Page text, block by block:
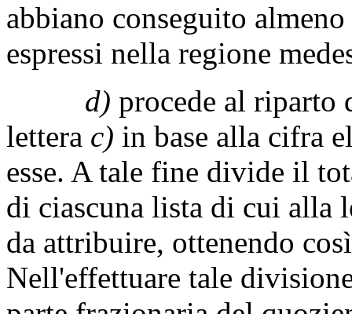
abbiano conseguito
espressi nella regione
d) procede al riparto
lettera c) in base alla cifra
esse. A tale fine divide il
di ciascuna lista di cui alla
da attribuire, ottenendo
Nell'effettuare tale